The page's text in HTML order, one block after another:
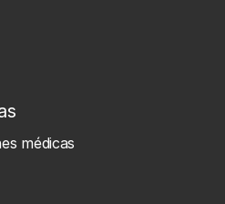
médicas